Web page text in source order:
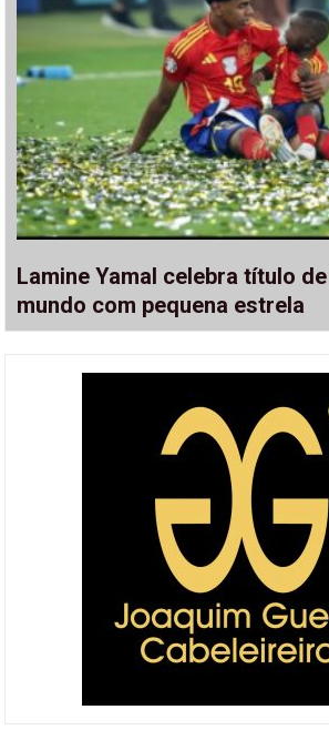
Lamine Yamal celebra título
mundo com pequena estrela